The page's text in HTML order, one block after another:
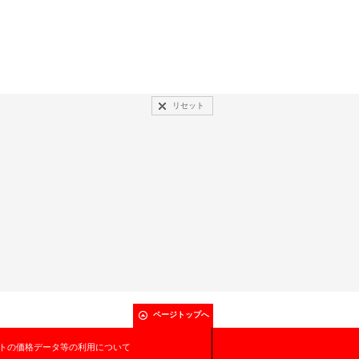
リセット
ページトップへ
の価格データ等の利用について